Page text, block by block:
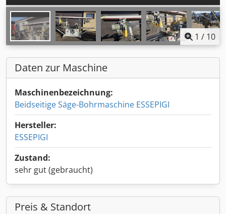
1 / 10
Daten zur Maschine
Maschinenbezeichnung:
Beidseitige Säge-Bohrmaschine ESSEPIGI
Hersteller:
ESSEPIGI
Zustand:
sehr gut (gebraucht)
Preis & Standort